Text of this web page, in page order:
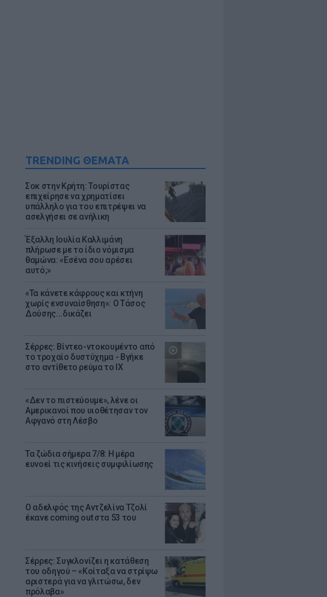
TRENDING ΘΕΜΑΤΑ
Σοκ στην Κρήτη: Τουρίστας
επιχείρησε να χρηματίσει
υπάλληλο για του επιτρέψει να
ασελγήσει σε ανήλικη
Έξαλλη Ιουλία Καλλιμάνη
πλήρωσε με το ίδιο νόμισμα
θαμώνα: «Εσένα σου αρέσει
αυτό;»
«Τα κάνετε κάφρους και κτήνη
χωρίς ενσυναίσθηση»: Ο Τάσος
Δούσης...δικάζει
Σέρρες: Βίντεο-ντοκουμέντο από
το τροχαίο δυστύχημα - Βγήκε
στο αντίθετο ρεύμα το ΙΧ
«Δεν το πιστεύουμε», λένε οι
Αμερικανοί που υιοθέτησαν τον
Αφγανό στη Λέσβο
Τα ζώδια σήμερα 7/8: Η μέρα
ευνοεί τις κινήσεις συμφιλίωσης
Ο αδελφός της Αντζελίνα Τζολί
έκανε coming out στα 53 του
Σέρρες: Συγκλονίζει η κατάθεση
του οδηγού – «Κοίταξα να στρίψω
αριστερά για να γλιτώσω, δεν
πρόλαβα»